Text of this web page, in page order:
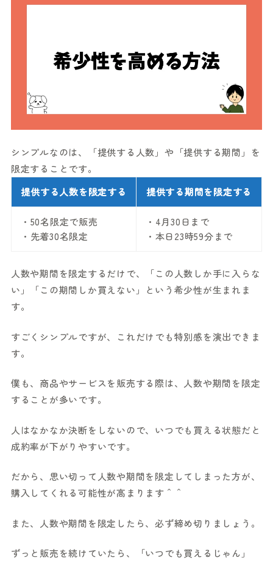
シンプルなのは、「提供する人数」や「提供する期間」を
限定することです。
提供する人数を限定する
提供する期間を限定する
・50名限定で販売
・先着30名限定
・4月30日まで
・本日23時59分まで
人数や期間を限定するだけで、「この人数しか手に入らな
い」「この期間しか買えない」という希少性が生まれま
す。
すごくシンプルですが、これだけでも特別感を演出できま
す。
僕も、商品やサービスを販売する際は、人数や期間を限定
することが多いです。
人はなかなか決断をしないので、いつでも買える状態だと
成約率が下がりやすいです。
だから、思い切って人数や期間を限定してしまった方が、
購入してくれる可能性が高まります＾＾
また、人数や期間を限定したら、必ず締め切りましょう。
ずっと販売を続けていたら、「いつでも買えるじゃん」